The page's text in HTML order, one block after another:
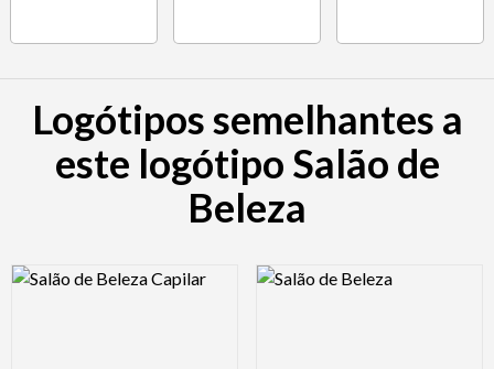
Logótipos semelhantes a
este logótipo Salão de
Beleza
Logo Preview Image Logo Preview Image